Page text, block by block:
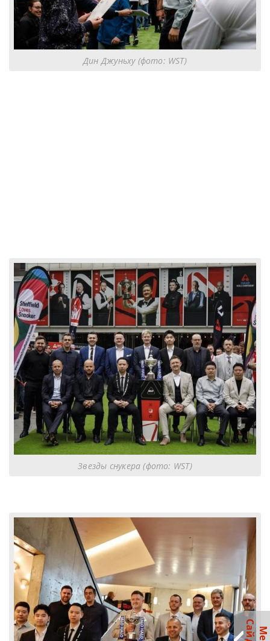
Дин Джуньху (фото: WST)
Звезды снукера (фото: WST)